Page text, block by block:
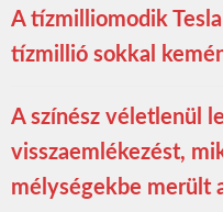
A tízmilliomodik
tízmillió sokkal
A színész véletlenül
visszaemlékezést,
mélységekbe merült